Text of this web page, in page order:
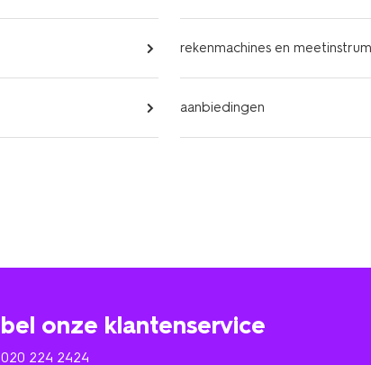
rekenmachines en
aanbiedingen
bel onze klantenservice
020 224 2424